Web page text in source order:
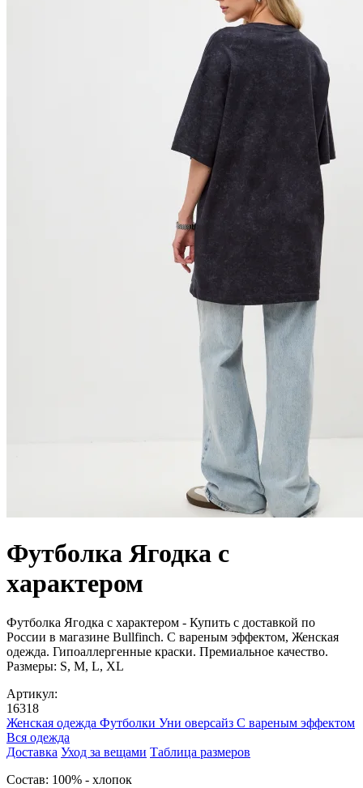
Футболка Ягодка с
характером
Футболка Ягодка с характером - Купить с доставкой по
России в магазине Bullfinch. С вареным эффектом, Женская
одежда. Гипоаллергенные краски. Премиальное качество.
Размеры: S, M, L, XL
Артикул:
16318
Женская одежда Футболки Уни оверсайз С вареным эффектом
Вся одежда
Доставка Уход за вещами Таблица размеров
Cостав: 100% - хлопок